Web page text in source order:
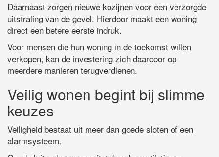
Daarnaast zorgen nieuwe kozijnen voor een verzorgde
uitstraling van de gevel. Hierdoor maakt een woning
direct een betere eerste indruk.
Voor mensen die hun woning in de toekomst willen
verkopen, kan de investering zich daardoor op
meerdere manieren terugverdienen.
Veilig wonen begint bij slimme
keuzes
Veiligheid bestaat uit meer dan goede sloten of een
alarmsysteem.